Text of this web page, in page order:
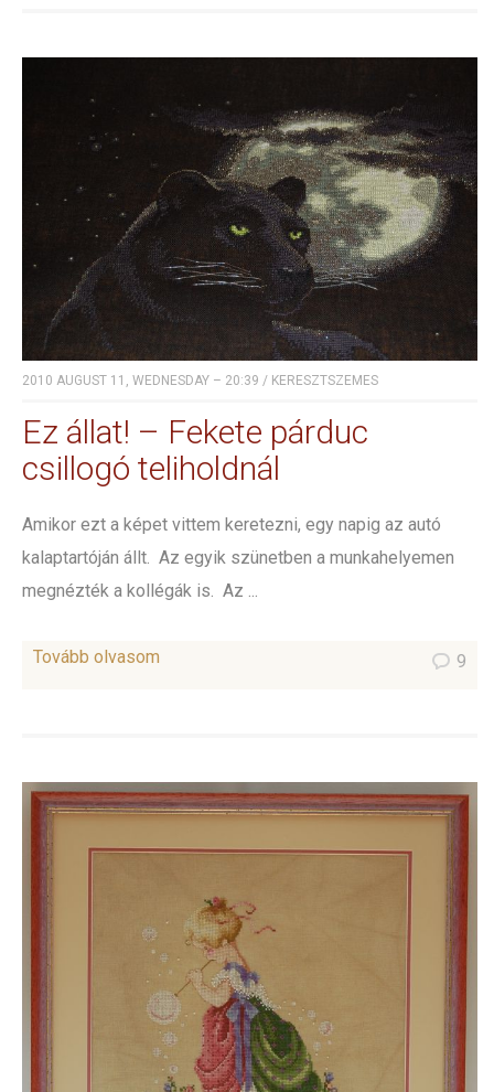
2010 AUGUST 11, WEDNESDAY – 20:39 / KERESZTSZEMES
Ez állat! – Fekete párduc
csillogó teliholdnál
Amikor ezt a képet vittem keretezni, egy napig az autó
kalaptartóján állt. Az egyik szünetben a munkahelyemen
megnézték a kollégák is. Az ...
Tovább olvasom 9